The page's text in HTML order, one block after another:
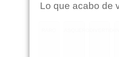
Lo que acabo de